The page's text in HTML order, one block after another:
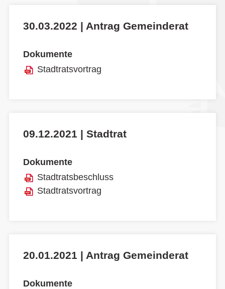
30.03.2022 | Antrag Gemeinderat
Dokumente
Stadtratsvortrag
09.12.2021 | Stadtrat
Dokumente
Stadtratsbeschluss
Stadtratsvortrag
20.01.2021 | Antrag Gemeinderat
Dokumente